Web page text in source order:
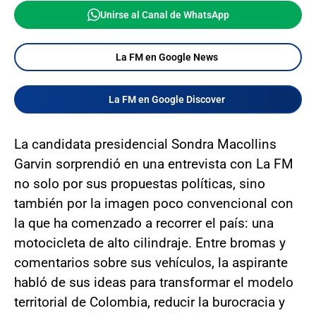
Unirse al Canal de WhatsApp
La FM en Google News
La FM en Google Discover
La candidata presidencial Sondra Macollins
Garvin sorprendió en una entrevista con La FM
no solo por sus propuestas políticas, sino
también por la imagen poco convencional con
la que ha comenzado a recorrer el país: una
motocicleta de alto cilindraje. Entre bromas y
comentarios sobre sus vehículos, la aspirante
habló de sus ideas para transformar el modelo
territorial de Colombia, reducir la burocracia y